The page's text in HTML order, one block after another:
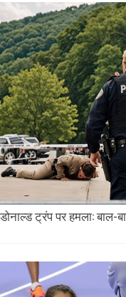
ट्रंप पर हमला: बाल-